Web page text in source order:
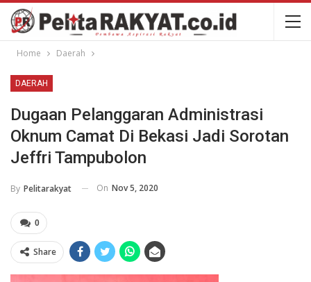
Home Daerah
DAERAH
Dugaan Pelanggaran Administrasi
Oknum Camat Di Bekasi Jadi Sorotan
Jeffri Tampubolon
By Pelitarakyat On Nov 5, 2020
0
Share